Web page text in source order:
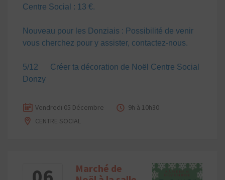
Centre Social : 13 €.
Nouveau pour les Donziais : Possibilité de venir
vous cherchez pour y assister, contactez-nous.
5/12 Créer ta décoration de Noël Centre Social
Donzy
Vendredi 05 Décembre
9h à 10h30
CENTRE SOCIAL
Marché de